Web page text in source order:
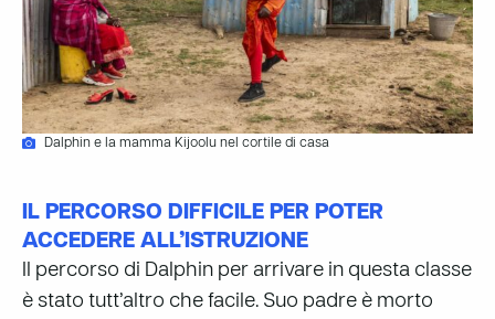
Dalphin e la mamma Kijoolu nel cortile di casa
IL PERCORSO DIFFICILE PER POTER
ACCEDERE ALL’ISTRUZIONE
Il percorso di Dalphin per arrivare in questa classe
è stato tutt’altro che facile. Suo padre è morto